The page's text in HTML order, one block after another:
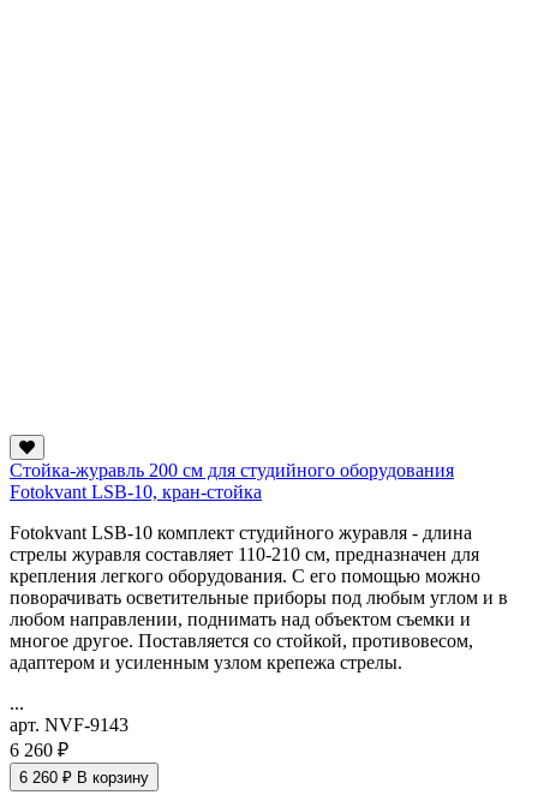
Стойка-журавль 200 см для студийного оборудования
Fotokvant LSB-10, кран-стойка
Fotokvant LSB-10 комплект студийного журавля - длина
стрелы журавля составляет 110-210 см, предназначен для
крепления легкого оборудования. С его помощью можно
поворачивать осветительные приборы под любым углом и в
любом направлении, поднимать над объектом съемки и
многое другое. Поставляется со стойкой, противовесом,
адаптером и усиленным узлом крепежа стрелы.
...
арт. NVF-9143
6 260 ₽
6 260 ₽ В корзину